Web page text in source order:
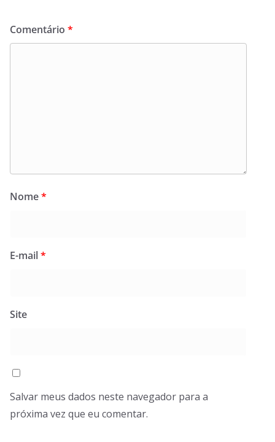
Comentário *
Nome*
E-mail*
Site
Salvar meus dados neste navegador para a
próxima vez que eu comentar.